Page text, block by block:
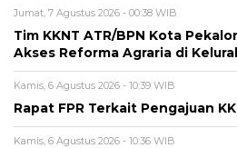
Jumat, 7 Agustus 2026 - 00:38 WIB
Tim KKNT ATR/BPN Kota
Akses Reforma Agraria di
Kamis, 6 Agustus 2026 - 10:39 WIB
Rapat FPR Terkait Pengajuan
Kamis, 6 Agustus 2026 - 10:36 WIB